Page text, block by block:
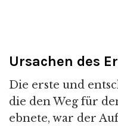
Ursachen des
Die erste und
die den Weg für
ebnete, war der